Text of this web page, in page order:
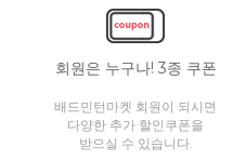
회원은 누구나! 3종 쿠폰
배드민턴마켓 회원이 되시면
다양한 추가 할인쿠폰을
받으실 수 있습니다.